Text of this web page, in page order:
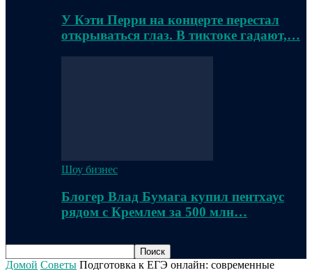
У Кэти Перри на концерте перестал
открываться глаз. В тиктоке гадают,…
Шоу бизнес
Блогер Влад Бумага купил пентхаус
рядом с Кремлем за 500 млн…
Домой Советы Подготовка к ЕГЭ онлайн: современные